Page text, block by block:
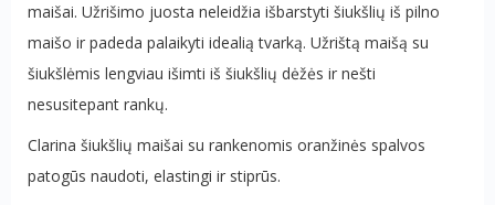
maišai. Užrišimo juosta neleidžia išbarstyti šiukšlių iš pilno
maišo ir padeda palaikyti idealią tvarką. Užrištą maišą su
šiukšlėmis lengviau išimti iš šiukšlių dėžės ir nešti
nesusitepant rankų.
Clarina šiukšlių maišai su rankenomis oranžinės spalvos
patogūs naudoti, elastingi ir stiprūs.